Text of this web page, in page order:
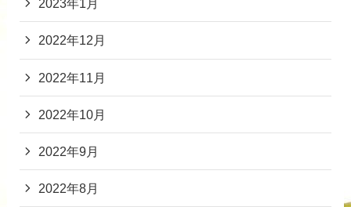
2023年1月
2022年12月
2022年11月
2022年10月
2022年9月
2022年8月